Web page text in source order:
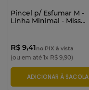
Pincel p/ Esfumar M -
Linha Minimal - Miss
R$ 9,41no PIX à vista
(ou em até 1x R$ 9,90)
ADICIONAR À SACOLA